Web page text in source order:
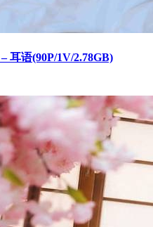
耳语(90P/1V/2.78GB)